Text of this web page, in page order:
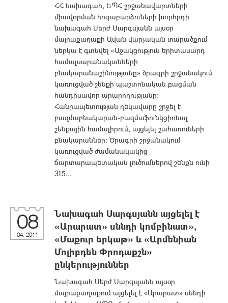
ՀՀ նախագահ, ԵՊՀ շրջանավարտների
միավորման հոգաբարձուների խորհրդի
նախագահ Սերժ Սարգսյանն այսօր
մայրաքաղաքի Ավան վարչական տարածքում
ներկա է գտնվել «Աջակցություն երիտասարդ
համալսարանականների
բնակարանաշինությանը» ծրագրի շրջանակում
կառուցված շենքի պաշտոնական բացման
հանդիսավոր արարողությանը:
Հանրապետության ղեկավարը շրջել է
բազմաբնակարան-բազմաֆունկցիոնալ
շենքային համալիրում, այցելել շահառուների
բնակարաններ: Ծրագրի շրջանակում
կառուցված ժամանակակից
ճարտարապետական լուծումներով շենքն ունի
315...
08
04, 2011
Նախագահ Սարգսյանն այցելել է
«Արարատ» սննդի կոմբինատ»,
«Մաքուր երկաթ» և «Արմենիան
Մոլիբդեն Փրոդաքշն»
ընկերություններ
Նախագահ Սերժ Սարգսյանն այսօր
մայրաքաղաքում այցելել է «Արարատ» սննդի